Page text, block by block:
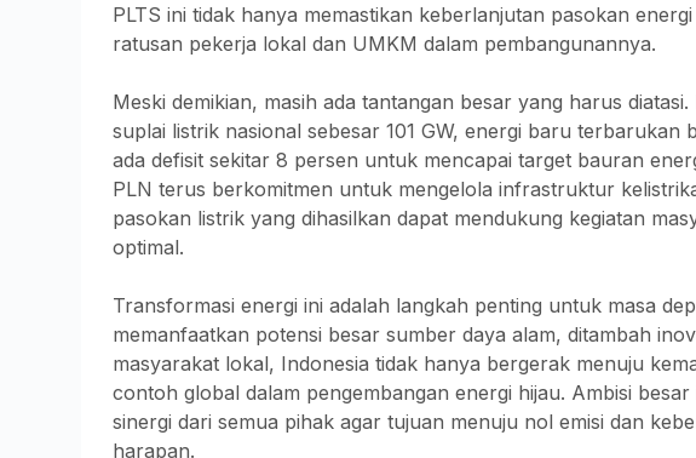
PLTS ini tidak hanya memastikan keberlanjutan pasokan
ratusan pekerja lokal dan UMKM dalam pembangunannya.
Meski demikian, masih ada tantangan besar yang harus
suplai listrik nasional sebesar 101 GW, energi baru terbarukan
ada defisit sekitar 8 persen untuk mencapai target bauran
PLN terus berkomitmen untuk mengelola infrastruktur
pasokan listrik yang dihasilkan dapat mendukung kegiatan
optimal.
Transformasi energi ini adalah langkah penting untuk masa
memanfaatkan potensi besar sumber daya alam, ditambah
masyarakat lokal, Indonesia tidak hanya bergerak menuju
contoh global dalam pengembangan energi hijau. Ambisi
sinergi dari semua pihak agar tujuan menuju nol emisi dan
harapan.